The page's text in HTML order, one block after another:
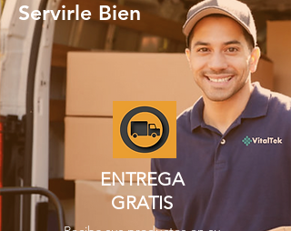
Servirle Bien
ENTREGA
GRATIS